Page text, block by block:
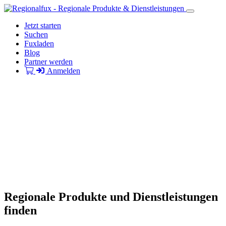
Jetzt starten
Suchen
Fuxladen
Blog
Partner werden
Anmelden
Regionale Produkte und Dienstleistungen
finden